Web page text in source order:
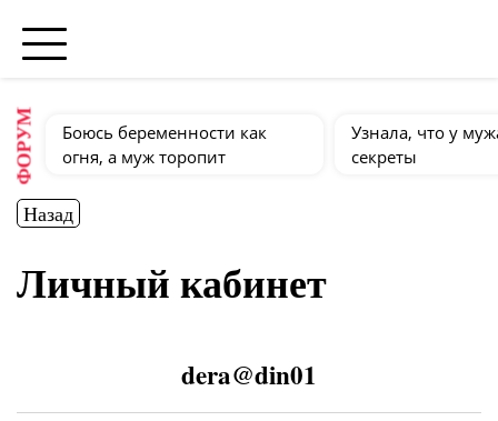
ФОРУМ
Боюсь беременности как
огня, а муж торопит
Узнала, что у
секреты
Назад
Личный кабинет
dera@din01